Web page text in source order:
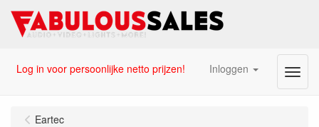
Log in voor persoonlijke netto prijzen! Inloggen Menu
Eartec